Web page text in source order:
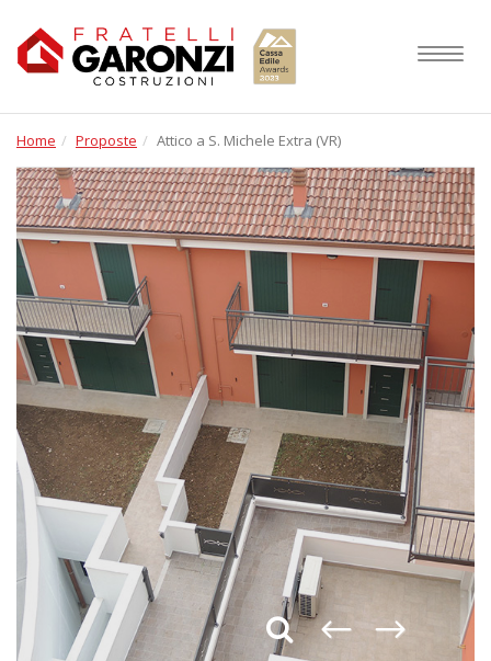
Home
Proposte Attico a S. Michele Extra (VR)